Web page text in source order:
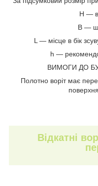
H —
В —
L — місце в бік
h —
ВИМОГИ ДО
Полотно воріт має
Відкатні